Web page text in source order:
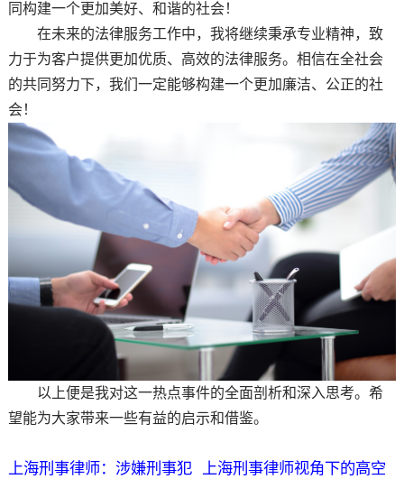
同构建一个更加美好、和谐的社会！
在未来的法律服务工作中，我将继续秉承专业精神，致
力于为客户提供更加优质、高效的法律服务。相信在全社会
的共同努力下，我们一定能够构建一个更加廉洁、公正的社
会！
以上便是我对这一热点事件的全面剖析和深入思考。希
望能为大家带来一些有益的启示和借鉴。
上海刑事律师：涉嫌刑事犯
上海刑事律师视角下的高空